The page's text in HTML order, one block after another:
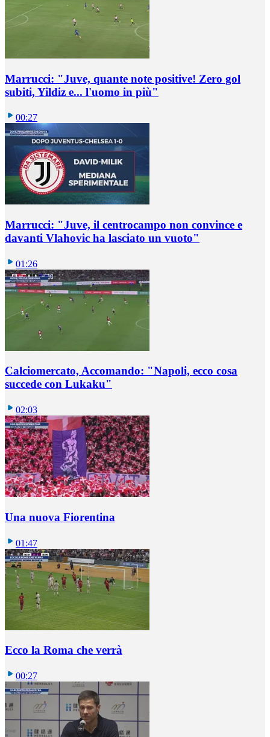
Marrucci: "Juve, quante note positive! Zero gol
subiti, Yildiz e... l'uomo in più"
00:27
Marrucci: "Juve, il centrocampo non convince e
davanti Vlahovic ha lasciato un vuoto"
01:26
Calciomercato, Accomando: "Napoli, ecco cosa
succede con Lukaku"
02:03
Una nuova Fiorentina
01:47
Ecco la Roma che verrà
00:27